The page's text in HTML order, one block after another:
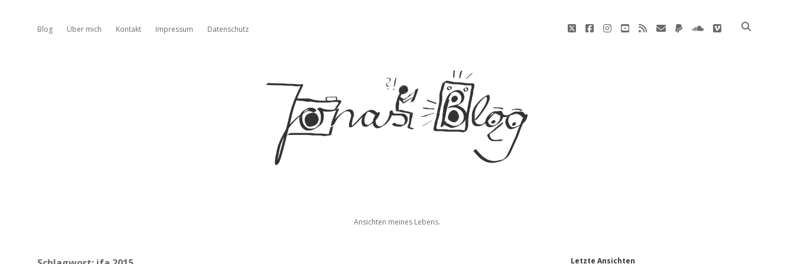
Blog Über mich Kontakt Impressum Datenschutz twitterfacebookinstagram
youtube
rss E-
paypalsoundcloud
vimeo
Jonas'
Ansichten meines Lebens.
Letzte Ansichten